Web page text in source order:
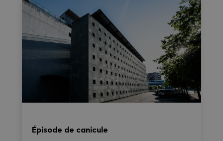
le temps de travail, les heures
supplémentaires, le temps de déplacement
et les éventuels suppléments sur une base
hebdomadaire, tout en générant une
synthèse claire et exportable en PDF.
Épisode de canicule